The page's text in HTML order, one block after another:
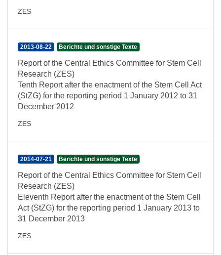
ZES
2013-08-22 Berichte und sonstige Texte
Report of the Central Ethics Committee for Stem Cell
Research (ZES)
Tenth Report after the enactment of the Stem Cell Act
(StZG) for the reporting period 1 January 2012 to 31
December 2012
ZES
2014-07-21 Berichte und sonstige Texte
Report of the Central Ethics Committee for Stem Cell
Research (ZES)
Eleventh Report after the enactment of the Stem Cell
Act (StZG) for the reporting period 1 January 2013 to
31 December 2013
ZES